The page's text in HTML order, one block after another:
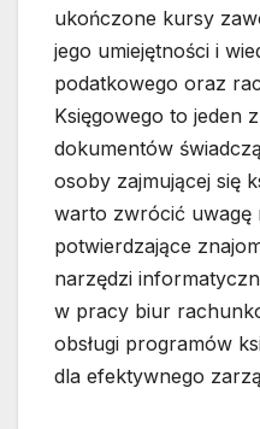
ukończone kursy
jego umiejętności i
podatkowego oraz
Księgowego to jeden
dokumentów
osoby zajmującej się
warto zwrócić uwagę
potwierdzające
narzędzi
w pracy biur
obsługi programów
dla efektywnego